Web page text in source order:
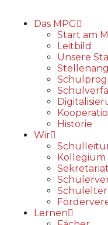
Das MPG
Start am
Leitbild
Unsere
Historie
Wir
Kollegium
Lernen